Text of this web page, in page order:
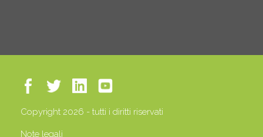
Copyright 2026 - tutti i diritti riservati
Note legali